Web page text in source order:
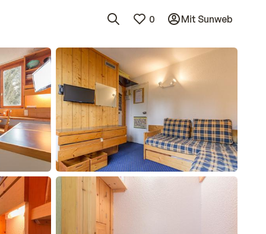
0 Mit Sunweb